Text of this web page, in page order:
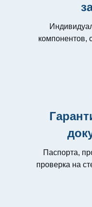
компонентов,
Паспорта,
проверка на